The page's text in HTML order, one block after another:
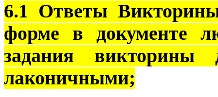
6.1 Ответы
форме в документе
задания
лаконичными;